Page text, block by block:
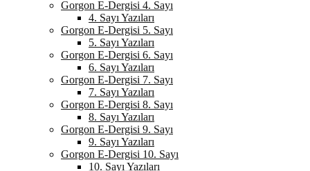
Gorgon E-Dergisi 4. Sayı
4. Sayı Yazıları
Gorgon E-Dergisi 5. Sayı
5. Sayı Yazıları
Gorgon E-Dergisi 6. Sayı
6. Sayı Yazıları
Gorgon E-Dergisi 7. Sayı
7. Sayı Yazıları
Gorgon E-Dergisi 8. Sayı
8. Sayı Yazıları
Gorgon E-Dergisi 9. Sayı
9. Sayı Yazıları
Gorgon E-Dergisi 10. Sayı
10. Sayı Yazıları